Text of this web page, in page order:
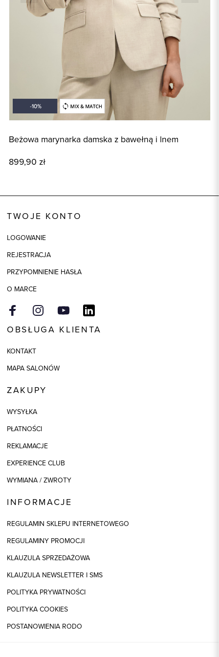
Beżowa marynarka damska z bawełną i lnem
899,90 zł
TWOJE KONTO
LOGOWANIE
REJESTRACJA
PRZYPOMNIENIE HASŁA
O MARCE
OBSŁUGA KLIENTA
KONTAKT
MAPA SALONÓW
ZAKUPY
WYSYŁKA
PŁATNOŚCI
REKLAMACJE
EXPERIENCE CLUB
WYMIANA / ZWROTY
INFORMACJE
REGULAMIN SKLEPU INTERNETOWEGO
REGULAMINY PROMOCJI
KLAUZULA SPRZEDAŻOWA
KLAUZULA NEWSLETTER I SMS
POLITYKA PRYWATNOŚCI
POLITYKA COOKIES
POSTANOWIENIA RODO